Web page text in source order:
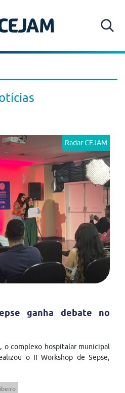
Radar CEJAM
ganha debate no
o complexo hospitalar municipal
o II Workshop de Sepse,